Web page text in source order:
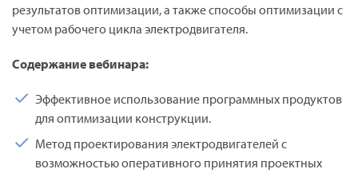
результатов оптимизации, а также способы оптимизации с
учетом рабочего цикла электродвигателя.
Содержание вебинара:
Эффективное использование программных продуктов
для оптимизации конструкции.
Метод проектирования электродвигателей с
возможностью оперативного принятия проектных